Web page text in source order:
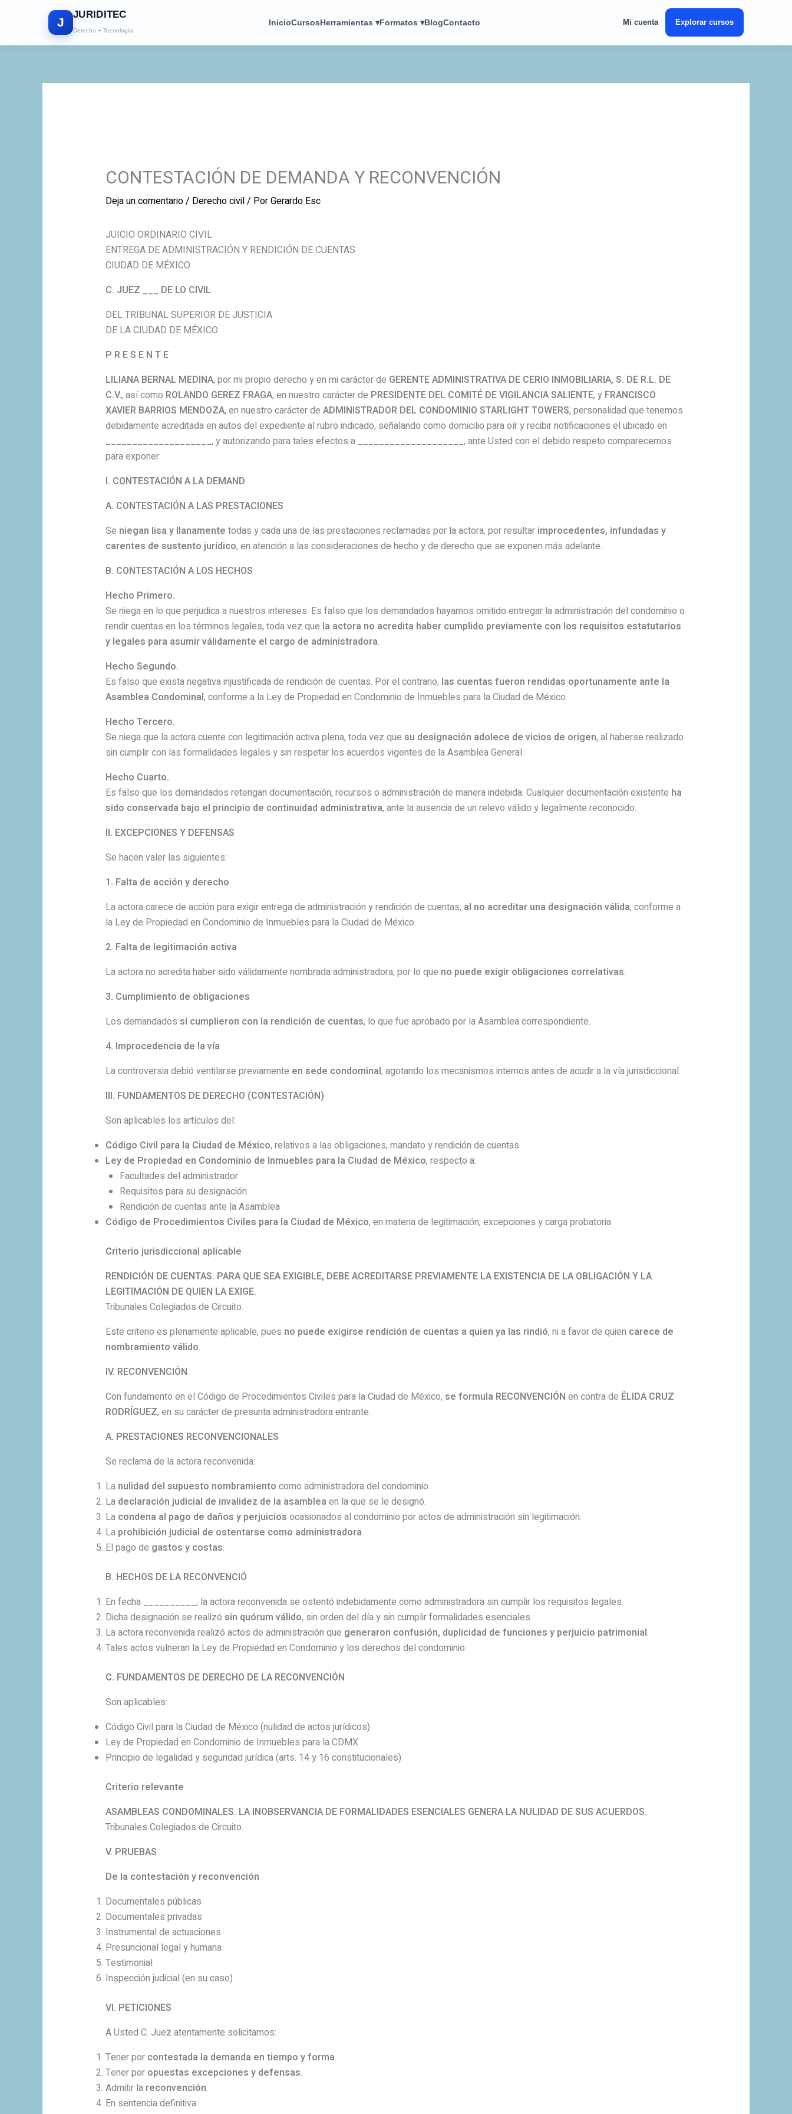
J
JURIDITEC
Derecho + Tecnología
InicioCursosHerramientas ▾Formatos ▾BlogContacto Mi cuenta Explorar cursos
CONTESTACIÓN DE DEMANDA Y RECONVENCIÓN
Deja un comentario/ Derecho civil/ PorGerardo Esc
JUICIO ORDINARIO CIVIL
ENTREGA DE ADMINISTRACIÓN Y RENDICIÓN DE CUENTAS
CIUDAD DE MÉXICO
C. JUEZ ___ DE LO CIVIL
DEL TRIBUNAL SUPERIOR DE JUSTICIA
DE LA CIUDAD DE MÉXICO
P R E S E N T E
LILIANA BERNAL MEDINA, por mi propio derecho y en mi carácter de GERENTE ADMINISTRATIVA DE CERIO INMOBILIARIA, S. DE R.L. DE
C.V., así como ROLANDO GEREZ FRAGA, en nuestro carácter de PRESIDENTE DEL COMITÉ DE VIGILANCIA SALIENTE, y FRANCISCO
XAVIER BARRIOS MENDOZA, en nuestro carácter de ADMINISTRADOR DEL CONDOMINIO STARLIGHT TOWERS, personalidad que tenemos
debidamente acreditada en autos del expediente al rubro indicado, señalando como domicilio para oír y recibir notificaciones el ubicado en
____________________, y autorizando para tales efectos a ____________________, ante Usted con el debido respeto comparecemos
para exponer:
I. CONTESTACIÓN A LA DEMAND
A. CONTESTACIÓN A LAS PRESTACIONES
Se niegan lisa y llanamente todas y cada una de las prestaciones reclamadas por la actora, por resultar improcedentes, infundadas y
carentes de sustento jurídico, en atención a las consideraciones de hecho y de derecho que se exponen más adelante.
B. CONTESTACIÓN A LOS HECHOS
Hecho Primero.
Se niega en lo que perjudica a nuestros intereses. Es falso que los demandados hayamos omitido entregar la administración del condominio o
rendir cuentas en los términos legales, toda vez que la actora no acredita haber cumplido previamente con los requisitos estatutarios
y legales para asumir válidamente el cargo de administradora.
Hecho Segundo.
Es falso que exista negativa injustificada de rendición de cuentas. Por el contrario, las cuentas fueron rendidas oportunamente ante la
Asamblea Condominal, conforme a la Ley de Propiedad en Condominio de Inmuebles para la Ciudad de México.
Hecho Tercero.
Se niega que la actora cuente con legitimación activa plena, toda vez que su designación adolece de vicios de origen, al haberse realizado
sin cumplir con las formalidades legales y sin respetar los acuerdos vigentes de la Asamblea General.
Hecho Cuarto.
Es falso que los demandados retengan documentación, recursos o administración de manera indebida. Cualquier documentación existente ha
sido conservada bajo el principio de continuidad administrativa, ante la ausencia de un relevo válido y legalmente reconocido.
II. EXCEPCIONES Y DEFENSAS
Se hacen valer las siguientes:
1. Falta de acción y derecho
La actora carece de acción para exigir entrega de administración y rendición de cuentas, al no acreditar una designación válida, conforme a
la Ley de Propiedad en Condominio de Inmuebles para la Ciudad de México.
2. Falta de legitimación activa
La actora no acredita haber sido válidamente nombrada administradora, por lo que no puede exigir obligaciones correlativas.
3. Cumplimiento de obligaciones
Los demandados sí cumplieron con la rendición de cuentas, lo que fue aprobado por la Asamblea correspondiente.
4. Improcedencia de la vía
La controversia debió ventilarse previamente en sede condominal, agotando los mecanismos internos antes de acudir a la vía jurisdiccional.
III. FUNDAMENTOS DE DERECHO (CONTESTACIÓN)
Son aplicables los artículos del:
Código Civil para la Ciudad de México, relativos a las obligaciones, mandato y rendición de cuentas
Ley de Propiedad en Condominio de Inmuebles para la Ciudad de México, respecto a:
Facultades del administrador
Requisitos para su designación
Rendición de cuentas ante la Asamblea
Código de Procedimientos Civiles para la Ciudad de México, en materia de legitimación, excepciones y carga probatoria
Criterio jurisdiccional aplicable
RENDICIÓN DE CUENTAS. PARA QUE SEA EXIGIBLE, DEBE ACREDITARSE PREVIAMENTE LA EXISTENCIA DE LA OBLIGACIÓN Y LA
LEGITIMACIÓN DE QUIEN LA EXIGE.
Tribunales Colegiados de Circuito.
Este criterio es plenamente aplicable, pues no puede exigirse rendición de cuentas a quien ya las rindió, ni a favor de quien carece de
nombramiento válido.
IV. RECONVENCIÓN
Con fundamento en el Código de Procedimientos Civiles para la Ciudad de México, se formula RECONVENCIÓN en contra de ÉLIDA CRUZ
RODRÍGUEZ, en su carácter de presunta administradora entrante.
A. PRESTACIONES RECONVENCIONALES
Se reclama de la actora reconvenida:
La nulidad del supuesto nombramiento como administradora del condominio.
La declaración judicial de invalidez de la asamblea en la que se le designó.
La condena al pago de daños y perjuicios ocasionados al condominio por actos de administración sin legitimación.
La prohibición judicial de ostentarse como administradora.
El pago de gastos y costas.
B. HECHOS DE LA RECONVENCIÓ
En fecha __________, la actora reconvenida se ostentó indebidamente como administradora sin cumplir los requisitos legales.
Dicha designación se realizó sin quórum válido, sin orden del día y sin cumplir formalidades esenciales.
La actora reconvenida realizó actos de administración que generaron confusión, duplicidad de funciones y perjuicio patrimonial.
Tales actos vulneran la Ley de Propiedad en Condominio y los derechos del condominio.
C. FUNDAMENTOS DE DERECHO DE LA RECONVENCIÓN
Son aplicables:
Código Civil para la Ciudad de México (nulidad de actos jurídicos)
Ley de Propiedad en Condominio de Inmuebles para la CDMX
Principio de legalidad y seguridad jurídica (arts. 14 y 16 constitucionales)
Criterio relevante
ASAMBLEAS CONDOMINALES. LA INOBSERVANCIA DE FORMALIDADES ESENCIALES GENERA LA NULIDAD DE SUS ACUERDOS.
Tribunales Colegiados de Circuito.
V. PRUEBAS
De la contestación y reconvención
Documentales públicas
Documentales privadas
Instrumental de actuaciones
Presuncional legal y humana
Testimonial
Inspección judicial (en su caso)
VI. PETICIONES
A Usted C. Juez atentamente solicitamos:
Tener por contestada la demanda en tiempo y forma.
Tener por opuestas excepciones y defensas.
Admitir la reconvención.
En sentencia definitiva: